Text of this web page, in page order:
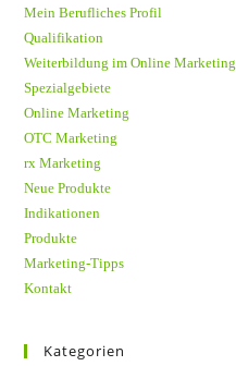
Mein Berufliches Profil
Qualifikation
Weiterbildung im Online Marketing
Spezialgebiete
Online Marketing
OTC Marketing
rx Marketing
Neue Produkte
Indikationen
Produkte
Marketing-Tipps
Kontakt
Kategorien